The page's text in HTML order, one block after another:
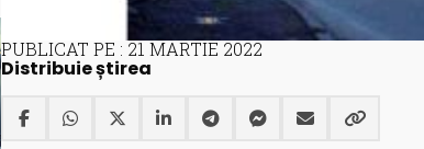
PUBLICAT PE : 21 MARTIE 2022
Distribuie știrea